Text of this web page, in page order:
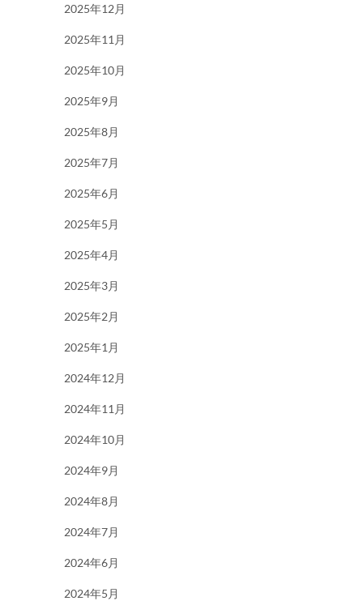
2025年12月
2025年11月
2025年10月
2025年9月
2025年8月
2025年7月
2025年6月
2025年5月
2025年4月
2025年3月
2025年2月
2025年1月
2024年12月
2024年11月
2024年10月
2024年9月
2024年8月
2024年7月
2024年6月
2024年5月